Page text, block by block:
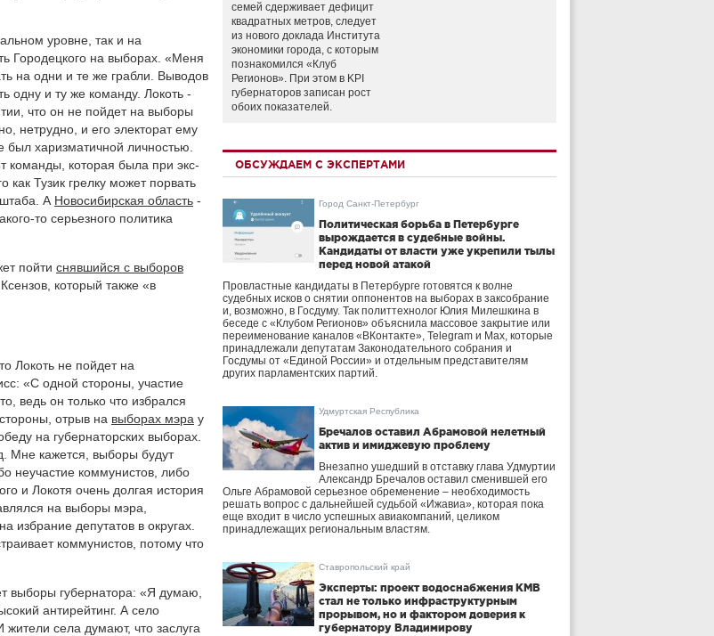
уровне, так и на
Городецкого на выборах. «Меня
на одни и те же грабли. Выводов
одну и ту же команду. Локоть -
что он не пойдет на выборы
нетрудно, и его электорат ему
был харизматичной личностью.
команды, которая была при экс-
Тузик грелку может порвать
А Новосибирская область -
то серьезного политика
пойти снявшийся с выборов
который также «в
Локоть не пойдет на
«С одной стороны, участие
ведь он только что избрался
отрыв на выборах мэра у
на губернаторских выборах.
Мне кажется, выборы будут
неучастие коммунистов, либо
и Локотя очень долгая история
на выборы мэра,
избрание депутатов в округах.
коммунистов, потому что
выборы губернатора: «Я думаю,
антирейтинг. А село
жители села думают, что заслуга
семей сдерживает дефицит
квадратных метров, следует
из нового доклада Института
экономики города, с которым
познакомился «Клуб
Регионов». При этом в KPI
губернаторов записан рост
обоих показателей.
ОБСУЖДАЕМ С ЭКСПЕРТАМИ
Город Санкт-Петербург
Политическая борьба в Петербурге
вырождается в судебные войны.
Кандидаты от власти уже укрепили тылы
перед новой атакой
Провластные кандидаты в Петербурге готовятся к волне
судебных исков о снятии оппонентов на выборах в заксобрание
и, возможно, в Госдуму. Так политтехнолог Юлия Милешкина в
беседе с «Клубом Регионов» объяснила массовое закрытие или
переименование каналов «ВКонтакте», Telegram и Max, которые
принадлежали депутатам Законодательного собрания и
Госдумы от «Единой России» и отдельным представителям
других парламентских партий.
Удмуртская Республика
Бречалов оставил Абрамовой нелетный
актив и имиджевую проблему
Внезапно ушедший в отставку глава Удмуртии
Александр Бречалов оставил сменившей его
Ольге Абрамовой серьезное обременение – необходимость
решать вопрос с дальнейшей судьбой «Ижавиа», которая пока
еще входит в число успешных авиакомпаний, целиком
принадлежащих региональным властям.
Ставропольский край
Эксперты: проект водоснабжения КМВ
стал не только инфраструктурным
прорывом, но и фактором доверия к
губернатору Владимирову